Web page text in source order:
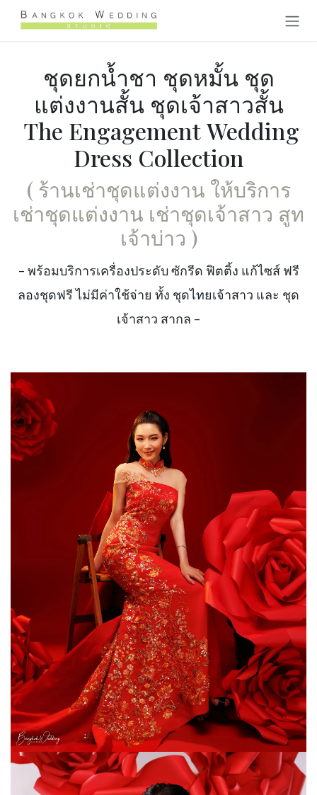
跳至内容
ชุดยกน้ำชา ชุดหมั้น ชุด
แต่งงานสั้น ชุดเจ้าสาวสั้น
The Engagement Wedding
Dress Collection
( ร้านเช่าชุดแต่งงาน ให้บริการ
เช่าชุดแต่งงาน เช่าชุดเจ้าสาว สูท
เจ้าบ่าว )
- พร้อมบริการเครื่องประดับ ซักรีด ฟิตติ้ง แก้ไซส์ ฟรี
ลองชุดฟรี ไม่มีค่าใช้จ่าย ทั้ง ชุดไทยเจ้าสาว และ ชุด
เจ้าสาว สากล -